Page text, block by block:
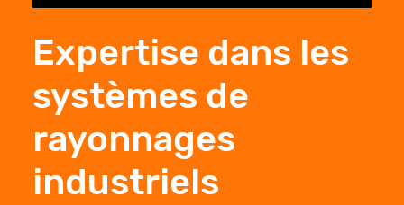
Expertise dans les
systèmes de
rayonnages
industriels